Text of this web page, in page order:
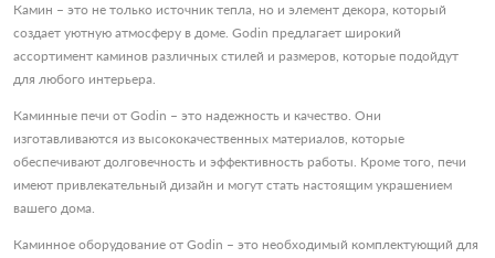
Камин – это не только источник тепла, но и элемент декора, который
создает уютную атмосферу в доме. Godin предлагает широкий
ассортимент каминов различных стилей и размеров, которые подойдут
для любого интерьера.
Каминные печи от Godin – это надежность и качество. Они
изготавливаются из высококачественных материалов, которые
обеспечивают долговечность и эффективность работы. Кроме того, печи
имеют привлекательный дизайн и могут стать настоящим украшением
вашего дома.
Каминное оборудование от Godin – это необходимый комплектующий для